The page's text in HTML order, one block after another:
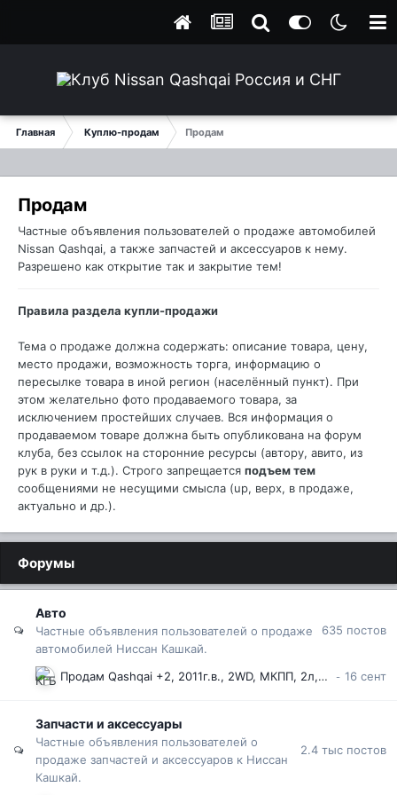
Главная Куплю-продам Продам
Продам
Частные объявления пользователей о продаже автомобилей
Nissan Qashqai, а также запчастей и аксессуаров к нему.
Разрешено как открытие так и закрытие тем!
Правила раздела купли-продажи
Тема о продаже должна содержать: описание товара, цену,
место продажи, возможность торга, информацию о
пересылке товара в иной регион (населённый пункт). При
этом желательно фото продаваемого товара, за
исключением простейших случаев. Вся информация о
продаваемом товаре должна быть опубликована на форум
клуба, без ссылок на сторонние ресурсы (автору, авито, из
рук в руки и т.д.). Строго запрещается подъем тем
сообщениями не несущими смысла (up, верх, в продаже,
актуально и др.).
Форумы
Авто
Частные объявления пользователей о продаже
автомобилей Ниссан Кашкай.
635 постов
Продам Qashqai +2, 2011г.в., 2WD, МКПП, 2л, 193 000 км пробег
Запчасти и аксессуары
Частные объявления пользователей о
продаже запчастей и аксессуаров к Ниссан
Кашкай.
2.4 тыс постов